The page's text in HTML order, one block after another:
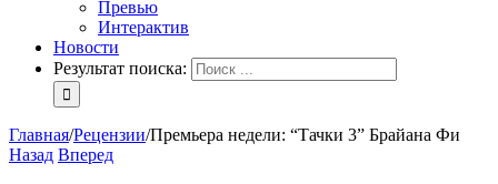
Превью
Интерактив
Новости
Результат поиска:
Главная/Рецензии/Премьера недели: “Тачки 3” Брайана Фи
Назад Вперед